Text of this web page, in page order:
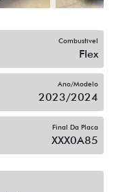
Combustível
Flex
Ano/Modelo
2023/2024
Final Da Placa
XXX0A85